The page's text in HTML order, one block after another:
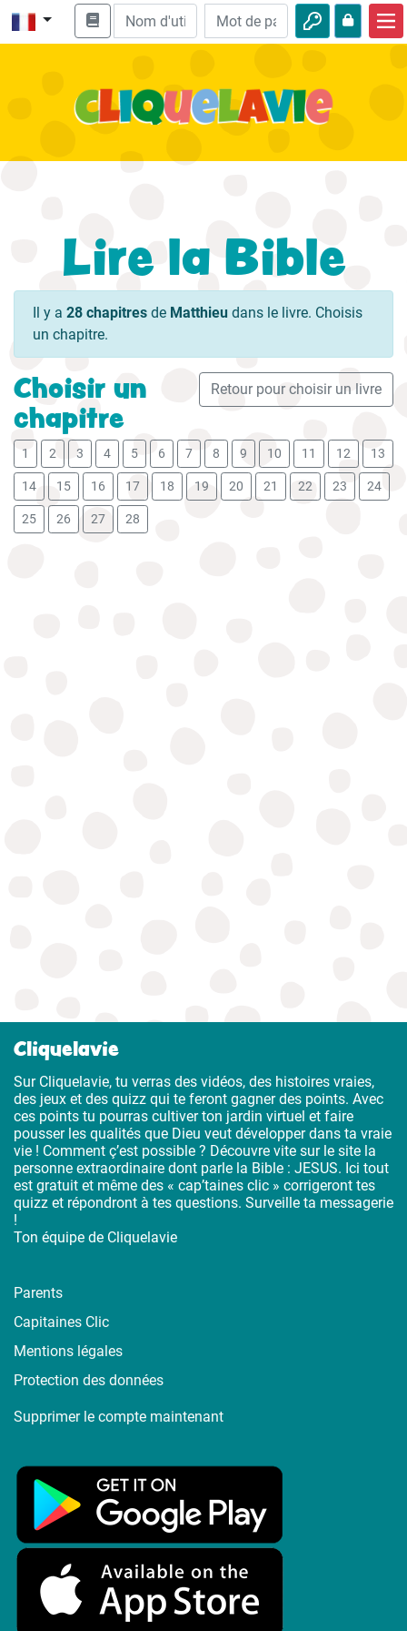
Enseignement biblique
Aventures
Loisirs
Lire la Bible
Il y a 28 chapitres de Matthieu dans le livre. Choisis
un chapitre.
Retour pour choisir un livre
Choisir un
chapitre
1 2 3 4 5 6 7 8 9 10 11 12 13
14 15 16 17 18 19 20 21 22 23 24
25 26 27 28
Cliquelavie
Sur Cliquelavie, tu verras des vidéos, des histoires vraies,
des jeux et des quizz qui te feront gagner des points. Avec
ces points tu pourras cultiver ton jardin virtuel et faire
pousser les qualités que Dieu veut développer dans ta vraie
vie ! Comment ç’est possible ? Découvre vite sur le site la
personne extraordinaire dont parle la Bible : JESUS. Ici tout
est gratuit et même des « cap’taines clic » corrigeront tes
quizz et répondront à tes questions. Surveille ta messagerie
!
Ton équipe de Cliquelavie
Parents
Capitaines Clic
Mentions légales
Protection des données
Supprimer le compte maintenant